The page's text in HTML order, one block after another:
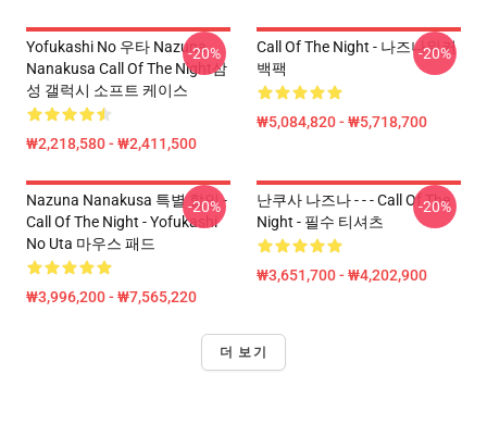
Yofukashi No 우타 Nazuna
Nanakusa Call Of The Night삼
성 갤럭시 소프트 케이스
₩2,218,580 - ₩2,411,500
-20%
Call Of The Night - 나즈나워커
백팩
₩5,084,820 - ₩5,718,700
-20%
Nazuna Nanakusa 특별 할인 -
Call Of The Night - Yofukashi
No Uta 마우스 패드
₩3,996,200 - ₩7,565,220
-20%
난쿠사 나즈나 - - - Call Of The
Night - 필수 티셔츠
₩3,651,700 - ₩4,202,900
-20%
더 보기